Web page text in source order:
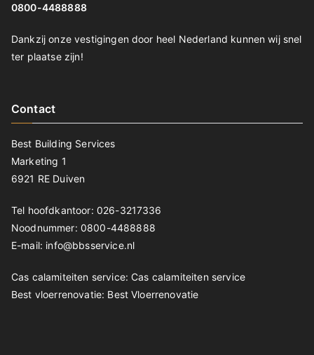
0800-4488888
Dankzij onze vestigingen door heel Nederland kunnen wij snel
ter plaatse zijn!
Contact
Best Building Services
Marketing 1
6921 RE Duiven
Tel hoofdkantoor: 026-3217336
Noodnummer: 0800-4488888
E-mail: info@bbsservice.nl
Cas calamiteiten service: Cas calamiteiten service
Best vloerrenovatie: Best Vloerrenovatie